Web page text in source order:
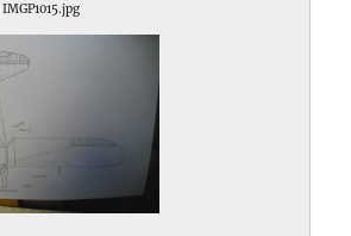
IMGP1015.jpg